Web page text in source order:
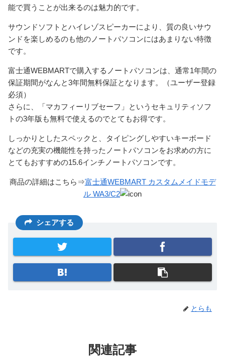
能で買うことが出来るのは魅力的です。
サウンドソフトとハイレゾスピーカーにより、質の良いサウ
ンドを楽しめるのも他のノートパソコンにはあまりない特徴
です。
富士通WEBMARTで購入するノートパソコンは、通常1年間の
保証期間がなんと3年間無料保証となります。（ユーザー登録
必須）
さらに、「マカフィーリブセーフ」というセキュリティソフ
トの3年版も無料で使えるのでとてもお得です。
しっかりとしたスペックと、タイピングしやすいキーボード
などの充実の機能性を持ったノートパソコンをお求めの方に
とてもおすすめの15.6インチノートパソコンです。
商品の詳細はこちら⇒富士通WEBMART カスタムメイドモデ
ル WA3/C2
シェアする
とらも
関連記事